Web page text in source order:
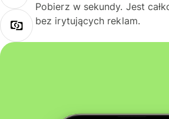
Pobierz w sekundy. Jest
bez irytujących reklam.